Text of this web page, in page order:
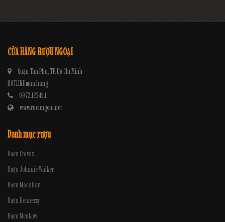
CỬA HÀNG RƯỢU NGOẠI
Quận Tân Phú, TP. Hồ Chí Minh
HOTLINE mua hàng
0972.12345.1
www.ruoungoai.net
Danh mục rượu
Rượu Chivas
Rượu Johnnie Walker
Rượu Macallan
Rượu Hennessy
Rượu Meukow